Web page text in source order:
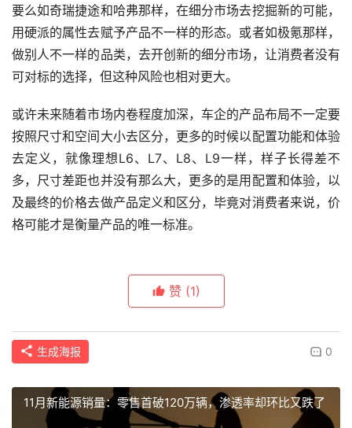
要么如奇瑞捷途和哈弗那样，在细分市场去挖掘新的可能，
用硬派的属性去赋予产品不一样的形态。或者如极氪那样，
做别人不一样的品类，去开创新的细分市场，让消费者没有
可对标的选择，但这种风险也相对更大。
或许未来随着市场内卷程度加深，车企的产品布局不一定要
按照尺寸和空间大小去区分，更多的时候以配置功能和体验
去定义，就像理想L6、L7、L8、L9一样，样子长得差不
多，尺寸差距也并没有那么大，更多的是用配置和体验，以
及最终的价格去做产品定义和区分，毕竟对消费者来说，价
格可能才是衡量产品的唯一标准。
赞 (1)
生成海报 0
11月新能源销量：零售首破120万辆，渗透率却环比又跌了